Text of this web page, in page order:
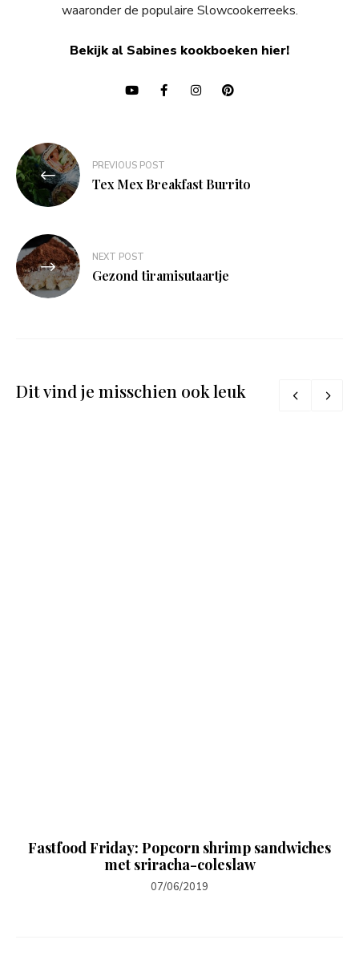
waaronder de populaire Slowcookerreeks.
Bekijk al Sabines kookboeken hier!
Bericht
navigatie
PREVIOUS POST
Tex Mex Breakfast Burrito
NEXT POST
Gezond tiramisutaartje
Dit vind je misschien ook leuk
Fastfood Friday: Popcorn shrimp sandwiches
met sriracha-coleslaw
07/06/2019